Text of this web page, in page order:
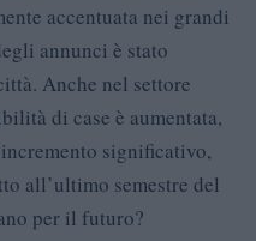
accentuata nei grandi
annunci è stato
Anche nel settore
di case è aumentata,
significativo,
all’ultimo semestre del
per il futuro?